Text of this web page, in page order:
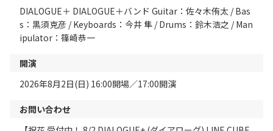
DIALOGUE＋ DIALOGUE＋バンド Guitar：佐々木侑太 / Bas
s：黒須克彦 / Keyboards：今井 隼 / Drums：鈴木浩之 / Man
ipulator：篠崎恭一
開演
2026年8月2日(日) 16:00開場／17:00開演
お問い合わせ